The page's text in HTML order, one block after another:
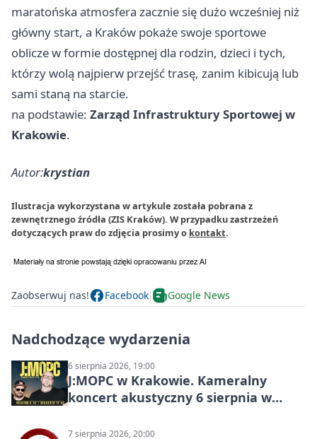
maratońska atmosfera zacznie się dużo wcześniej niż
główny start, a Kraków pokaże swoje sportowe
oblicze w formie dostępnej dla rodzin, dzieci i tych,
którzy wolą najpierw przejść trasę, zanim kibicują lub
sami staną na starcie.
na podstawie: Zarząd Infrastruktury Sportowej w
Krakowie.
Autor:krystian
Ilustracja wykorzystana w artykule została pobrana z
zewnętrznego źródła (ZIS Kraków). W przypadku zastrzeżeń
dotyczących praw do zdjęcia prosimy o kontakt.
Zaobserwuj nas! Facebook Google News
Nadchodzące wydarzenia
6 sierpnia 2026, 19:00
J:МОРС w Krakowie. Kameralny
koncert akustyczny 6 sierpnia w
7 sierpnia 2026, 20:00